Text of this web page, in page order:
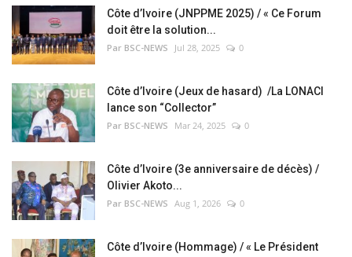
Côte d’Ivoire (JNPPME 2025) / « Ce Forum
doit être la solution...
Par BSC-NEWS Jul 28, 2025 0
Côte d’Ivoire (Jeux de hasard) /La LONACI
lance son “Collector”
Par BSC-NEWS Mar 24, 2025 0
Côte d’Ivoire (3e anniversaire de décès) /
Olivier Akoto...
Par BSC-NEWS Aug 1, 2026 0
Côte d’Ivoire (Hommage) / « Le Président